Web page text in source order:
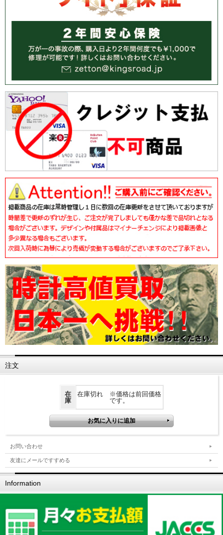
注文
在
庫
在庫切れ ※価格は前回価格
です。
お問い合わせ
友達にメールですすめる
Information